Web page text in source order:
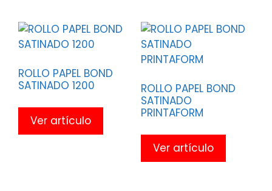
ROLLO PAPEL BOND
SATINADO 1200
Ver artículo
ROLLO PAPEL BOND
SATINADO
PRINTAFORM
Ver artículo